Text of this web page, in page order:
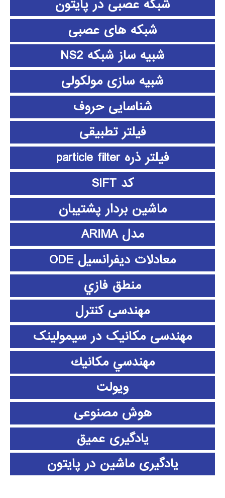
شبکه عصبی در پایتون
شبکه های عصبی
شبیه ساز شبکه NS2
شبیه سازی مولکولی
شناسایی حروف
فیلتر تطبیقی
فیلتر ذره particle filter
کد SIFT
ماشین بردار پشتیبان
مدل ARIMA
معادلات دیفرانسیل ODE
منطق فازي
مهندسی کنترل
مهندسی مکانیک در سیمولینک
مهندسي مكانيك
ویولت
هوش مصنوعی
یادگیری عمیق
یادگیری ماشین در پایتون